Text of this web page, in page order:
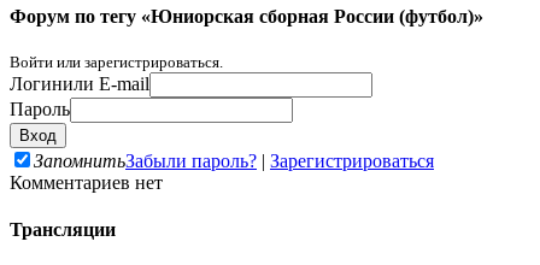
Форум по тегу «Юниорская сборная России (футбол)»
Войти или зарегистрироваться.
Логинили E-mail
Пароль
ЗапомнитьЗабыли пароль? | Зарегистрироваться
Комментариев нет
Трансляции